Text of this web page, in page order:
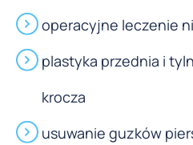
operacyjne leczenie
plastyka przednia i
krocza
usuwanie guzków